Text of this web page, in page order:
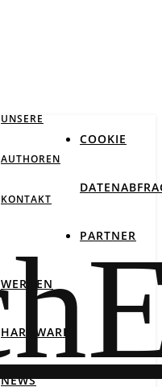
UNSERE
AUTHOREN
KONTAKT
COOKIE
PARTNER
WERDEN
HARDWARE
NEWS